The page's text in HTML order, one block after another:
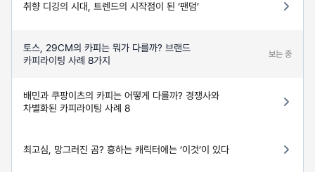
취향 디깅의 시대, 트렌드의 시작점이 된 ‘팬덤’
토스, 29CM의 카피는 뭐가 다를까? 브랜드
카피라이팅 사례 8가지
보는 중
배민과 쿠팡이츠의 카피는 어떻게 다를까? 경쟁사와
차별화된 카피라이팅 사례 8
최고심, 망그러진 곰? 흥하는 캐릭터에는 ‘이것’이 있다